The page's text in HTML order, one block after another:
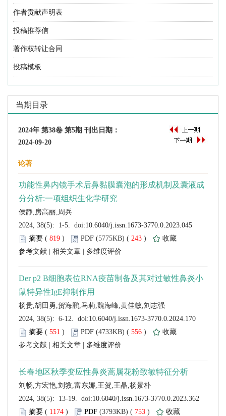
作者贡献声明表
投稿推荐信
著作权转让合同
投稿模板
( ) 243 )
( ) 556 )
( ) 753 )